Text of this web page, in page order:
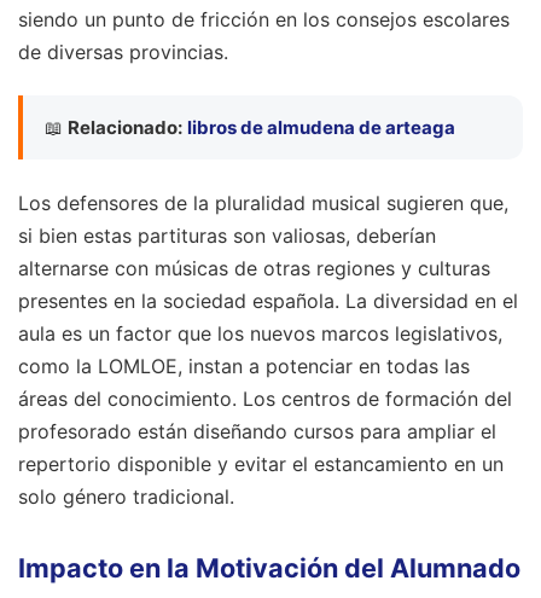
siendo un punto de fricción en los consejos escolares
de diversas provincias.
📖 Relacionado: libros de almudena de arteaga
Los defensores de la pluralidad musical sugieren que,
si bien estas partituras son valiosas, deberían
alternarse con músicas de otras regiones y culturas
presentes en la sociedad española. La diversidad en el
aula es un factor que los nuevos marcos legislativos,
como la LOMLOE, instan a potenciar en todas las
áreas del conocimiento. Los centros de formación del
profesorado están diseñando cursos para ampliar el
repertorio disponible y evitar el estancamiento en un
solo género tradicional.
Impacto en la Motivación del Alumnado